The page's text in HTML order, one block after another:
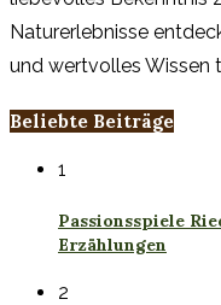
Naturerlebnisse
und wertvolles Wissen
Beliebte Beiträge
1
Passionsspiele
Erzählungen
2